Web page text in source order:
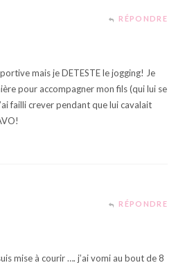
RÉPONDRE
mais je DETESTE le jogging! Je
pour accompagner mon fils (qui lui se
failli crever pendant que lui cavalait
RÉPONDRE
mise à courir …. j’ai vomi au bout de 8